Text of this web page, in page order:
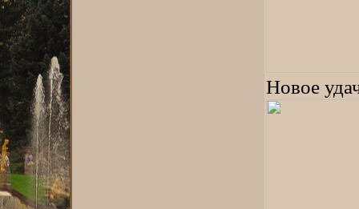
Новое